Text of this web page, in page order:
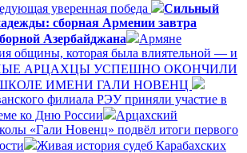
уверенная победа
Сильный
сборная Армении завтра
Азербайджана
Армяне
общины, которая была влиятельной — и
АРЦАХЦЫ УСПЕШНО ОКОНЧИЛИ
ИМЕНИ ГАЛИ НОВЕНЦ
филиала РЭУ приняли участие в
ко Дню России
Арцахский
«Гали Новенц» подвёл итоги первого
Живая история судеб Карабахских